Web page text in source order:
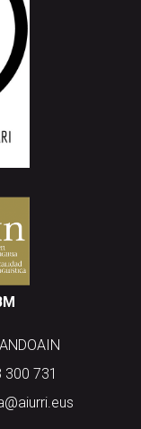
300 731